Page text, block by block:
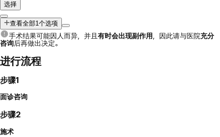
选择
查看全部1个选项
手术结果可能因人而异，并且 有时会出现副作用 ，因此请与医院充分
咨询后再做出决定。
进行流程
步骤1
面诊咨询
步骤2
施术